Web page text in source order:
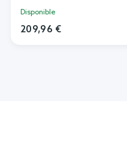
Disponible
209,96 €